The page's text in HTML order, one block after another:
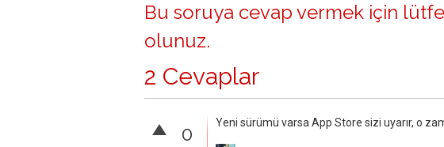
Bu soruya cevap vermek için
olunuz.
2 Cevaplar
0 Yeni sürümü varsa App Store sizi uyarır, o